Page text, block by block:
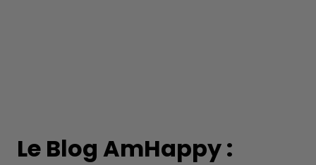
Le Blog AmHappy :